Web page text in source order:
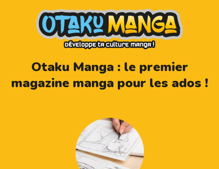
Otaku Manga : le premier
magazine manga pour les ados !